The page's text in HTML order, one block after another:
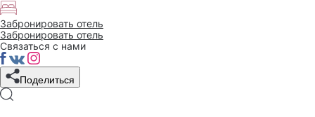
Забронировать отель
Забронировать отель
Связаться с нами
Поделиться